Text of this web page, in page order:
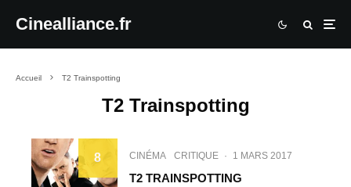
Cinealliance.fr
Accueil T2 Trainspotting
T2 Trainspotting
8 CINÉMA CRITIQUE · 1 MARS 2017
T2 TRAINSPOTTING